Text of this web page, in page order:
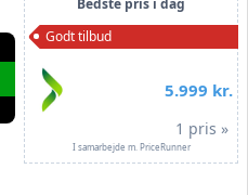
Bedste pris i dag
Godt tilbud
5.999 kr.
1 pris »
I samarbejde m. PriceRunner